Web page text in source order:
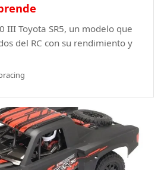
III Toyota SR5, un modelo que
del RC con su rendimiento y